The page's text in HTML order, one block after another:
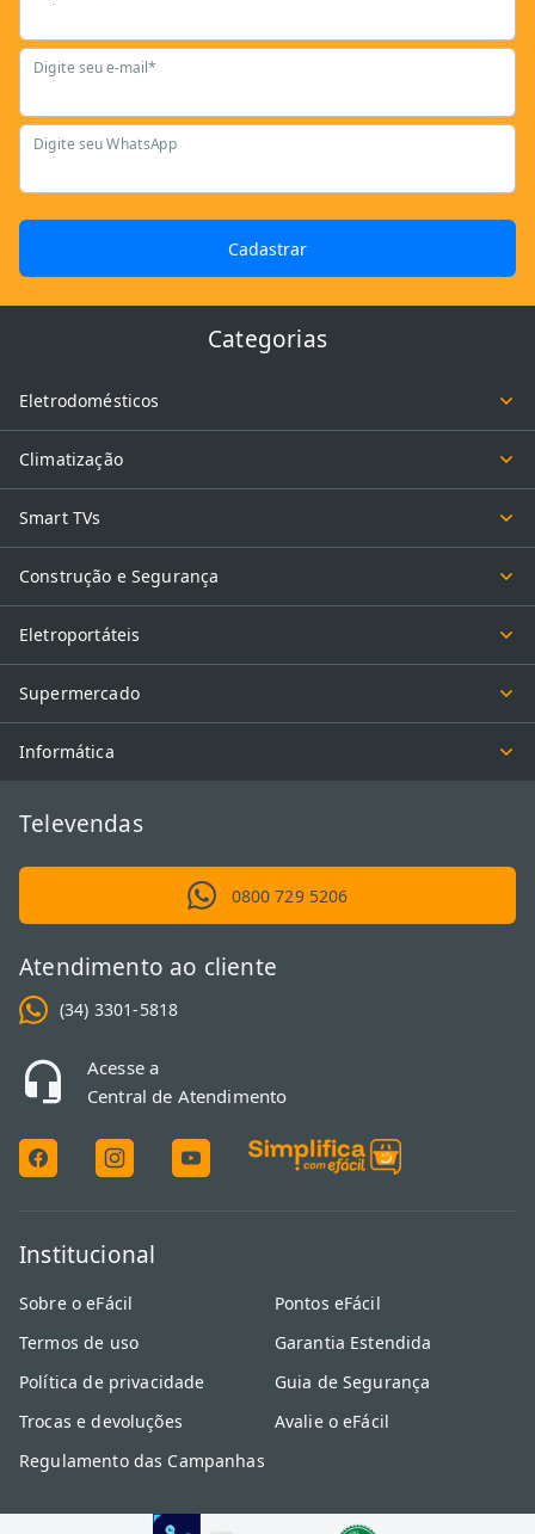
Digite seu e-mail*
Digite seu WhatsApp
Cadastrar
Categorias
Eletrodomésticos
Climatização
Smart TVs
Construção e Segurança
Eletroportáteis
Supermercado
Informática
Televendas
0800 729 5206
Atendimento ao cliente
(34) 3301-5818
Acesse a
Central de Atendimento
Institucional
Sobre o eFácil
Termos de uso
Política de privacidade
Trocas e devoluções
Regulamento das Campanhas
Pontos eFácil
Garantia Estendida
Guia de Segurança
Avalie o eFácil